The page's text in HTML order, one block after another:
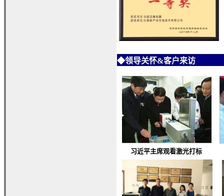
◆领导关怀&客户来访
习近平主席观看激光打标